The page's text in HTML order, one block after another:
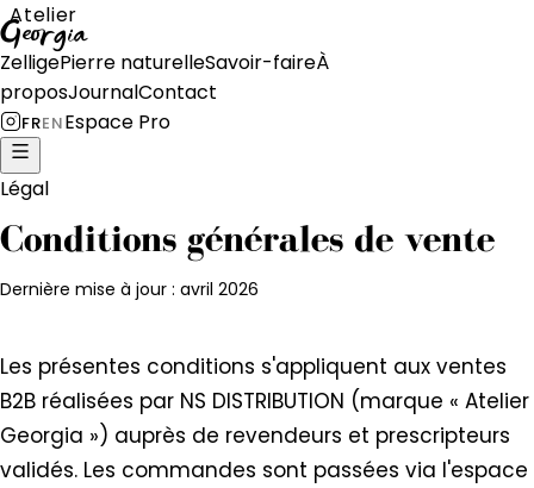
Atelier
Georgia
ZelligePierre naturelleSavoir-faireÀ
proposJournalContact
FRENEspace Pro
Légal
Conditions générales de vente
Dernière mise à jour : avril 2026
Les présentes conditions s'appliquent aux ventes
B2B réalisées par NS DISTRIBUTION (marque « Atelier
Georgia ») auprès de revendeurs et prescripteurs
validés. Les commandes sont passées via l'espace